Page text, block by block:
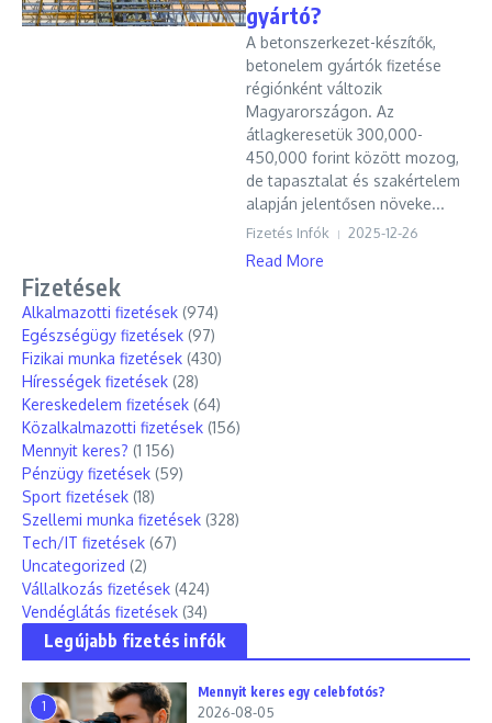
gyártó?
A betonszerkezet-készítők,
betonelem gyártók fizetése
régiónként változik
Magyarországon. Az
átlagkeresetük 300,000-
450,000 forint között mozog,
de tapasztalat és szakértelem
alapján jelentősen növeke...
Fizetés Infók 2025-12-26
Read More
Fizetések
Alkalmazotti fizetések (974)
Egészségügy fizetések (97)
Fizikai munka fizetések (430)
Hírességek fizetések (28)
Kereskedelem fizetések (64)
Közalkalmazotti fizetések (156)
Mennyit keres? (1 156)
Pénzügy fizetések (59)
Sport fizetések (18)
Szellemi munka fizetések (328)
Tech/IT fizetések (67)
Uncategorized (2)
Vállalkozás fizetések (424)
Vendéglátás fizetések (34)
Legújabb fizetés infók
1
Mennyit keres egy celebfotós?
2026-08-05